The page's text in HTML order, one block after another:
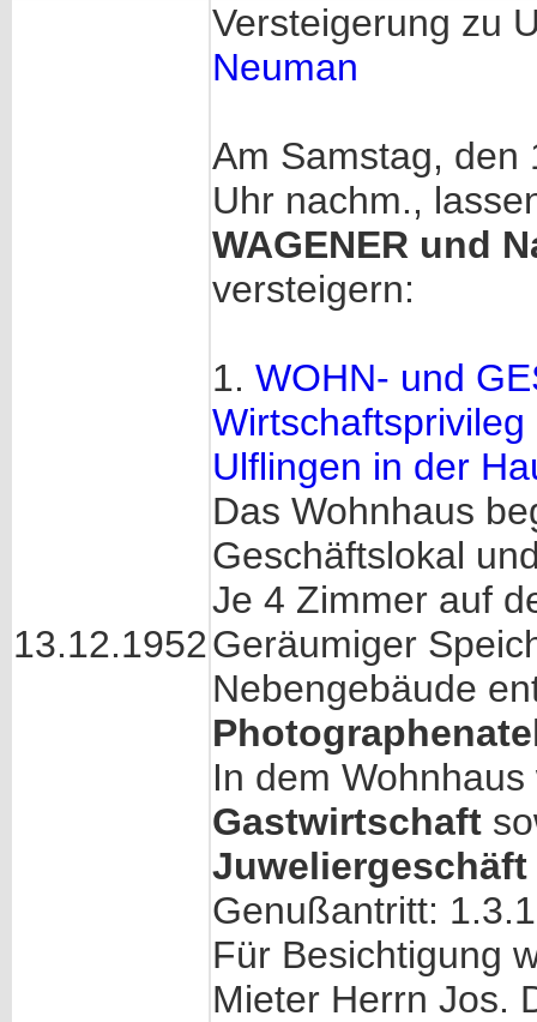
13.12.1952
Versteigerung zu
Neuman
Am Samstag, den
Uhr nachm.,
WAGENER und
versteigern:
1. WOHN- und
Ulflingen in der
Das Wohnhaus
Geschäftslokal
Je 4 Zimmer auf
Geräumiger
Nebengebäude
In dem
Gastwirtschaft
Juweliergeschäft
Genußantritt:
Für Besichtigung
Mieter Herrn Jos.